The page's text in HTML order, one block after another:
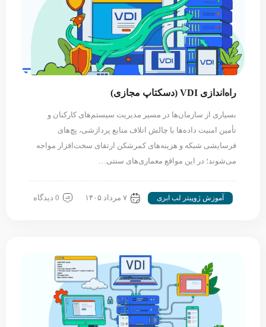
راه‌اندازی VDI (دسکتاپ مجازی)
بسیاری از سازمان‌ها در مسیر مدیریت سیستم‌های کارکنان و
تأمین امنیت داده‌ها با چالش اتلاف منابع پردازشی، پچ‌های
فرسایشی شبکه و هزینه‌های کمرشکن ارتقای سخت‌افزار مواجه
می‌شوند؛ در این مواقع معماری‌های سنتی…
آموزش ژوپیتر لب ابری ۷ مرداد ۱۴۰۵ 0 دیدگاه